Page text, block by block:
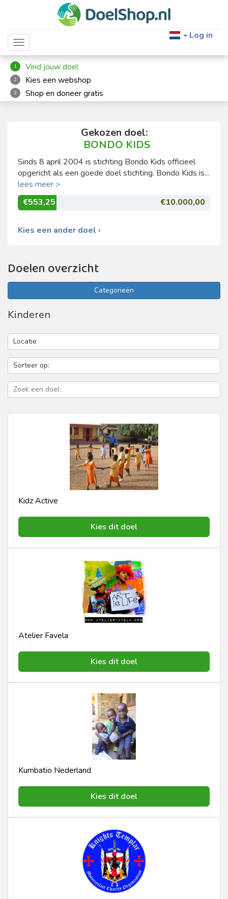
Toggle navigation
Log in
1 Vind jouw doel
2 Kies een webshop
3 Shop en doneer gratis
Gekozen doel:
BONDO KIDS
Sinds 8 april 2004 is stichting Bondo Kids officieel
opgericht als een goede doel stichting. Bondo Kids is...
lees meer >
€553,25
€10.000,00
Kies een ander doel ›
Doelen overzicht
Categorieën
Kinderen
Kidz Active
Kies dit doel
Atelier Favela
Kies dit doel
Kumbatio Nederland
Kies dit doel